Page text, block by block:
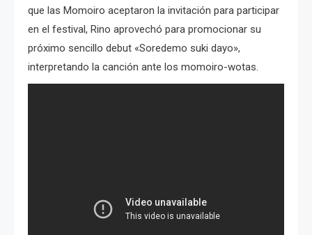
que las Momoiro aceptaron la invitación para participar
en el festival, Rino aprovechó para promocionar su
próximo sencillo debut «Soredemo suki dayo»,
interpretando la canción ante los momoiro-wotas.